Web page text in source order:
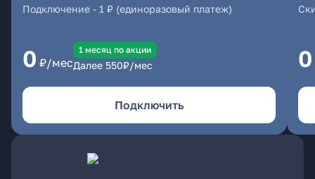
Подключение - 1 ₽ (единоразовый платеж)
0 ₽/мес
1 месяц по акции
Далее 550₽/мес
Подключить
0